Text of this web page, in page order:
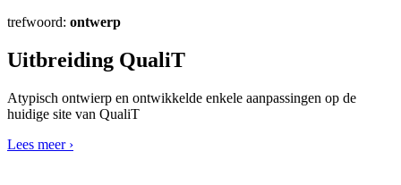
trefwoord: ontwerp
Uitbreiding QualiT
Atypisch ontwierp en ontwikkelde enkele aanpassingen op de
huidige site van QualiT
Lees meer ›